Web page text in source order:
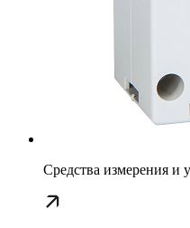
Средства измерения и